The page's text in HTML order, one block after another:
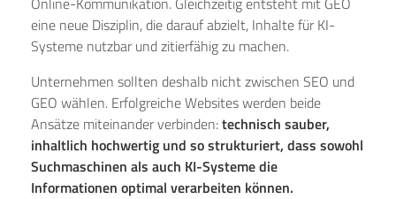
eine neue Disziplin, die darauf abzielt, Inhalte für KI-
Systeme nutzbar und zitierfähig zu machen.
Unternehmen sollten deshalb nicht zwischen SEO und
GEO wählen. Erfolgreiche Websites werden beide
Ansätze miteinander verbinden:technisch sauber,
inhaltlich hochwertig und so strukturiert, dass sowohl
Suchmaschinen als auch KI-Systeme die
Informationen optimal verarbeiten können.